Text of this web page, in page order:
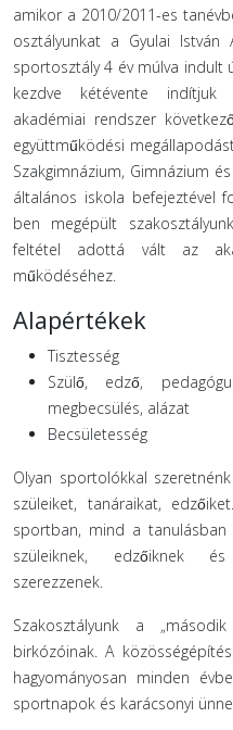
amikor a 2010/2011-es
osztályunkat a Gyulai István
sportosztály 4 év múlva indult
kezdve kétévente indítjuk
akadémiai rendszer
együttműködési
Szakgimnázium, Gimnázium
általános iskola befejeztével
ben megépült
feltétel adottá vált az
működéséhez.
Alapértékek
Tisztesség
Szülő, edző,
megbecsülés, alázat
Becsületesség
Olyan sportolókkal
szüleiket, tanáraikat,
sportban, mind a
szüleiknek, edzőiknek és
szerezzenek.
Szakosztályunk a
birkózóinak. A
hagyományosan minden
sportnapok és karácsonyi